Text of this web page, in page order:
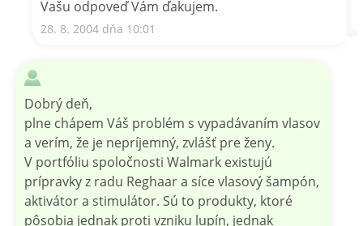
Vašu odpoveď Vám ďakujem.
28. 8. 2004 dňa 10:01
Dobrý deň,
plne chápem Váš problém s vypadávaním vlasov
a verím, že je nepríjemný, zvlášť pre ženy.
V portfóliu spoločnosti Walmark existujú
prípravky z radu Reghaar a síce vlasový šampón,
aktivátor a stimulátor. Sú to produkty, ktoré
pôsobia jednak proti vzniku lupín, jednak